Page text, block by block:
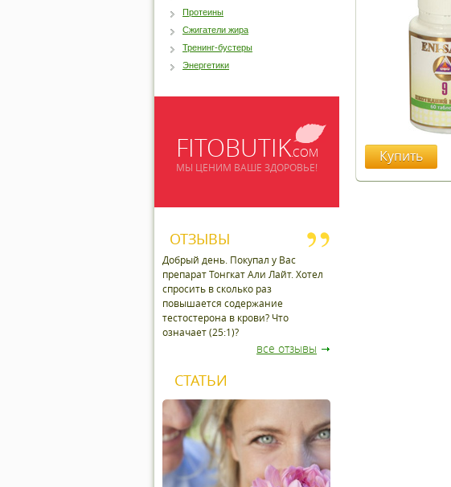
Купить
Протеины
Сжигатели жира
Тренинг-бустеры
Энергетики
FITOBUTIK.COM
МЫ ЦЕНИМ ВАШЕ ЗДОРОВЬЕ!
ОТЗЫВЫ
Добрый день. Покупал у Вас
препарат Тонгкат Али Лайт. Хотел
спросить в сколько раз
повышается содержание
тестостерона в крови? Что
означает (25:1)?
все отзывы
СТАТЬИ